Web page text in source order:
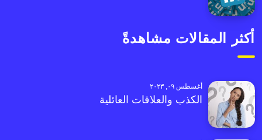
أكثر المقالات مشاهدةً
أغسطس ٠٩, ٢٠٢٣
الكذب والعلاقات العائلية